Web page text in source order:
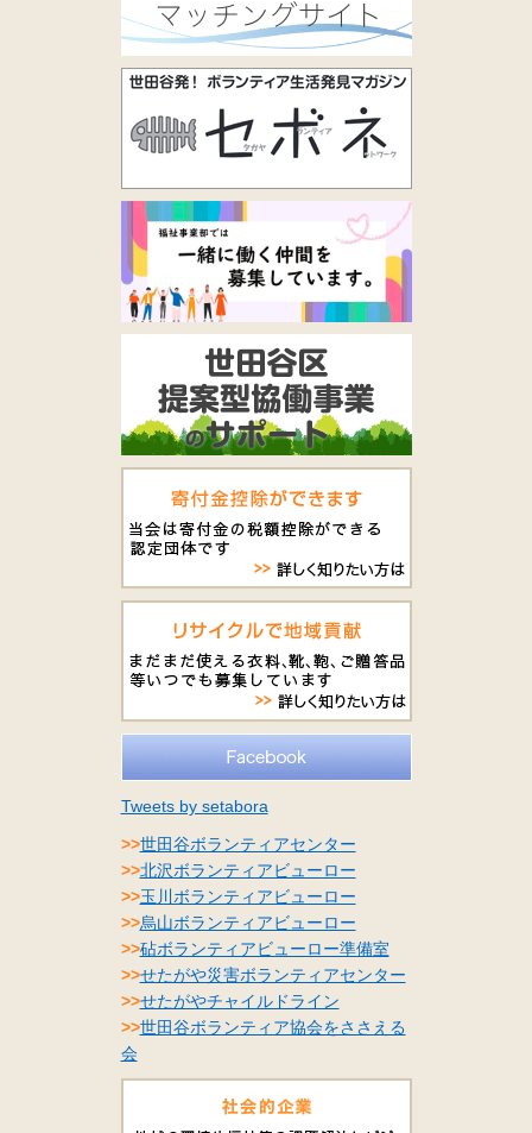
Tweets by setabora
>>世田谷ボランティアセンター
>>北沢ボランティアビューロー
>>玉川ボランティアビューロー
>>烏山ボランティアビューロー
>>砧ボランティアビューロー準備室
>>せたがや災害ボランティアセンター
>>せたがやチャイルドライン
>>世田谷ボランティア協会をささえる
会